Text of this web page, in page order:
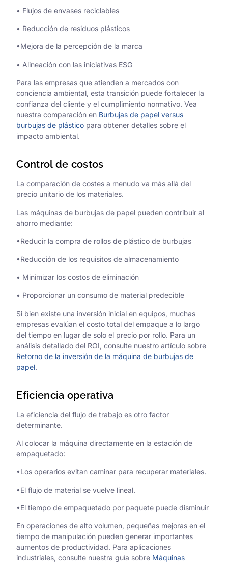
• Flujos de envases reciclables
• Reducción de residuos plásticos
•Mejora de la percepción de la marca
• Alineación con las iniciativas ESG
Para las empresas que atienden a mercados con
conciencia ambiental, esta transición puede fortalecer la
confianza del cliente y el cumplimiento normativo. Vea
nuestra comparación en Burbujas de papel versus
burbujas de plástico para obtener detalles sobre el
impacto ambiental.
Control de costos
La comparación de costes a menudo va más allá del
precio unitario de los materiales.
Las máquinas de burbujas de papel pueden contribuir al
ahorro mediante:
•Reducir la compra de rollos de plástico de burbujas
•Reducción de los requisitos de almacenamiento
• Minimizar los costos de eliminación
• Proporcionar un consumo de material predecible
Si bien existe una inversión inicial en equipos, muchas
empresas evalúan el costo total del empaque a lo largo
del tiempo en lugar de solo el precio por rollo. Para un
análisis detallado del ROI, consulte nuestro artículo sobre
Retorno de la inversión de la máquina de burbujas de
papel.
Eficiencia operativa
La eficiencia del flujo de trabajo es otro factor
determinante.
Al colocar la máquina directamente en la estación de
empaquetado:
•Los operarios evitan caminar para recuperar materiales.
•El flujo de material se vuelve lineal.
•El tiempo de empaquetado por paquete puede disminuir
En operaciones de alto volumen, pequeñas mejoras en el
tiempo de manipulación pueden generar importantes
aumentos de productividad. Para aplicaciones
industriales, consulte nuestra guía sobre Máquinas